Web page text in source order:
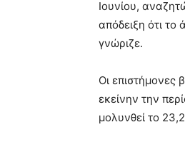
Ιουνίου,
απόδειξη ότι το
γνώριζε.
Οι επιστήμονες
εκείνην την
μολυνθεί το